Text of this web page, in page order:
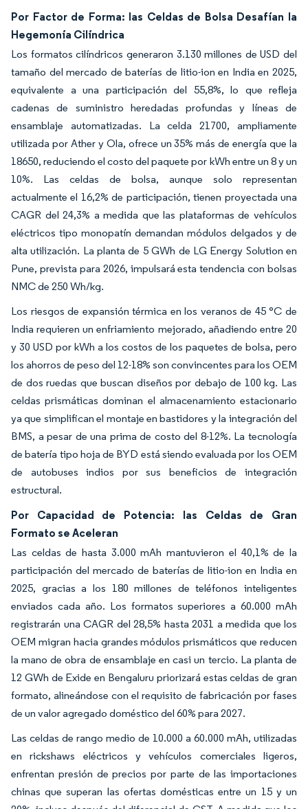
Por Factor de Forma: las Celdas de Bolsa Desafían la
Hegemonía Cilíndrica
Los formatos cilíndricos generaron 3.130 millones de USD del
tamaño del mercado de baterías de litio-ion en India en 2025,
equivalente a una participación del 55,8%, lo que refleja
cadenas de suministro heredadas profundas y líneas de
ensamblaje automatizadas. La celda 21700, ampliamente
utilizada por Ather y Ola, ofrece un 35% más de energía que la
18650, reduciendo el costo del paquete por kWh entre un 8 y un
10%. Las celdas de bolsa, aunque solo representan
actualmente el 16,2% de participación, tienen proyectada una
CAGR del 24,3% a medida que las plataformas de vehículos
eléctricos tipo monopatín demandan módulos delgados y de
alta utilización. La planta de 5 GWh de LG Energy Solution en
Pune, prevista para 2026, impulsará esta tendencia con bolsas
NMC de 250 Wh/kg.
Los riesgos de expansión térmica en los veranos de 45 °C de
India requieren un enfriamiento mejorado, añadiendo entre 20
y 30 USD por kWh a los costos de los paquetes de bolsa, pero
los ahorros de peso del 12-18% son convincentes para los OEM
de dos ruedas que buscan diseños por debajo de 100 kg. Las
celdas prismáticas dominan el almacenamiento estacionario
ya que simplifican el montaje en bastidores y la integración del
BMS, a pesar de una prima de costo del 8-12%. La tecnología
de batería tipo hoja de BYD está siendo evaluada por los OEM
de autobuses indios por sus beneficios de integración
estructural.
Por Capacidad de Potencia: las Celdas de Gran
Formato se Aceleran
Las celdas de hasta 3.000 mAh mantuvieron el 40,1% de la
participación del mercado de baterías de litio-ion en India en
2025, gracias a los 180 millones de teléfonos inteligentes
enviados cada año. Los formatos superiores a 60.000 mAh
registrarán una CAGR del 28,5% hasta 2031 a medida que los
OEM migran hacia grandes módulos prismáticos que reducen
la mano de obra de ensamblaje en casi un tercio. La planta de
12 GWh de Exide en Bengaluru priorizará estas celdas de gran
formato, alineándose con el requisito de fabricación por fases
de un valor agregado doméstico del 60% para 2027.
Las celdas de rango medio de 10.000 a 60.000 mAh, utilizadas
en rickshaws eléctricos y vehículos comerciales ligeros,
enfrentan presión de precios por parte de las importaciones
chinas que superan las ofertas domésticas entre un 15 y un